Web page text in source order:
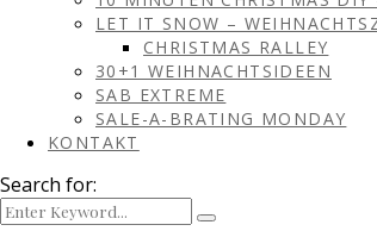
LET IT SNOW –
CHRISTMAS RALLEY
30+1 WEIHNACHTSIDEEN
SAB EXTREME
SALE-A-BRATING MONDAY
KONTAKT
Search for: